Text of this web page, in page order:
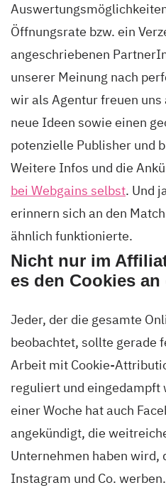
Öffnungsrate bzw. ein
angeschriebenen
unserer Meinung nach
wir als Agentur freuen
neue Ideen sowie einen
potenzielle Publisher und
Weitere Infos und die
bei Webgains selbst. Und
erinnern sich an den
ähnlich funktionierte.
Nicht nur im
es den Cookies an
Jeder, der die gesamte
beobachtet, sollte gerade
Arbeit mit Cookie-
reguliert und eingedampft
einer Woche hat auch
angekündigt, die
Unternehmen haben wird,
Instagram und Co. werben.